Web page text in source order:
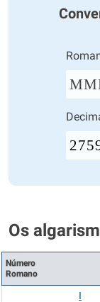
Os
Número
Romano
I